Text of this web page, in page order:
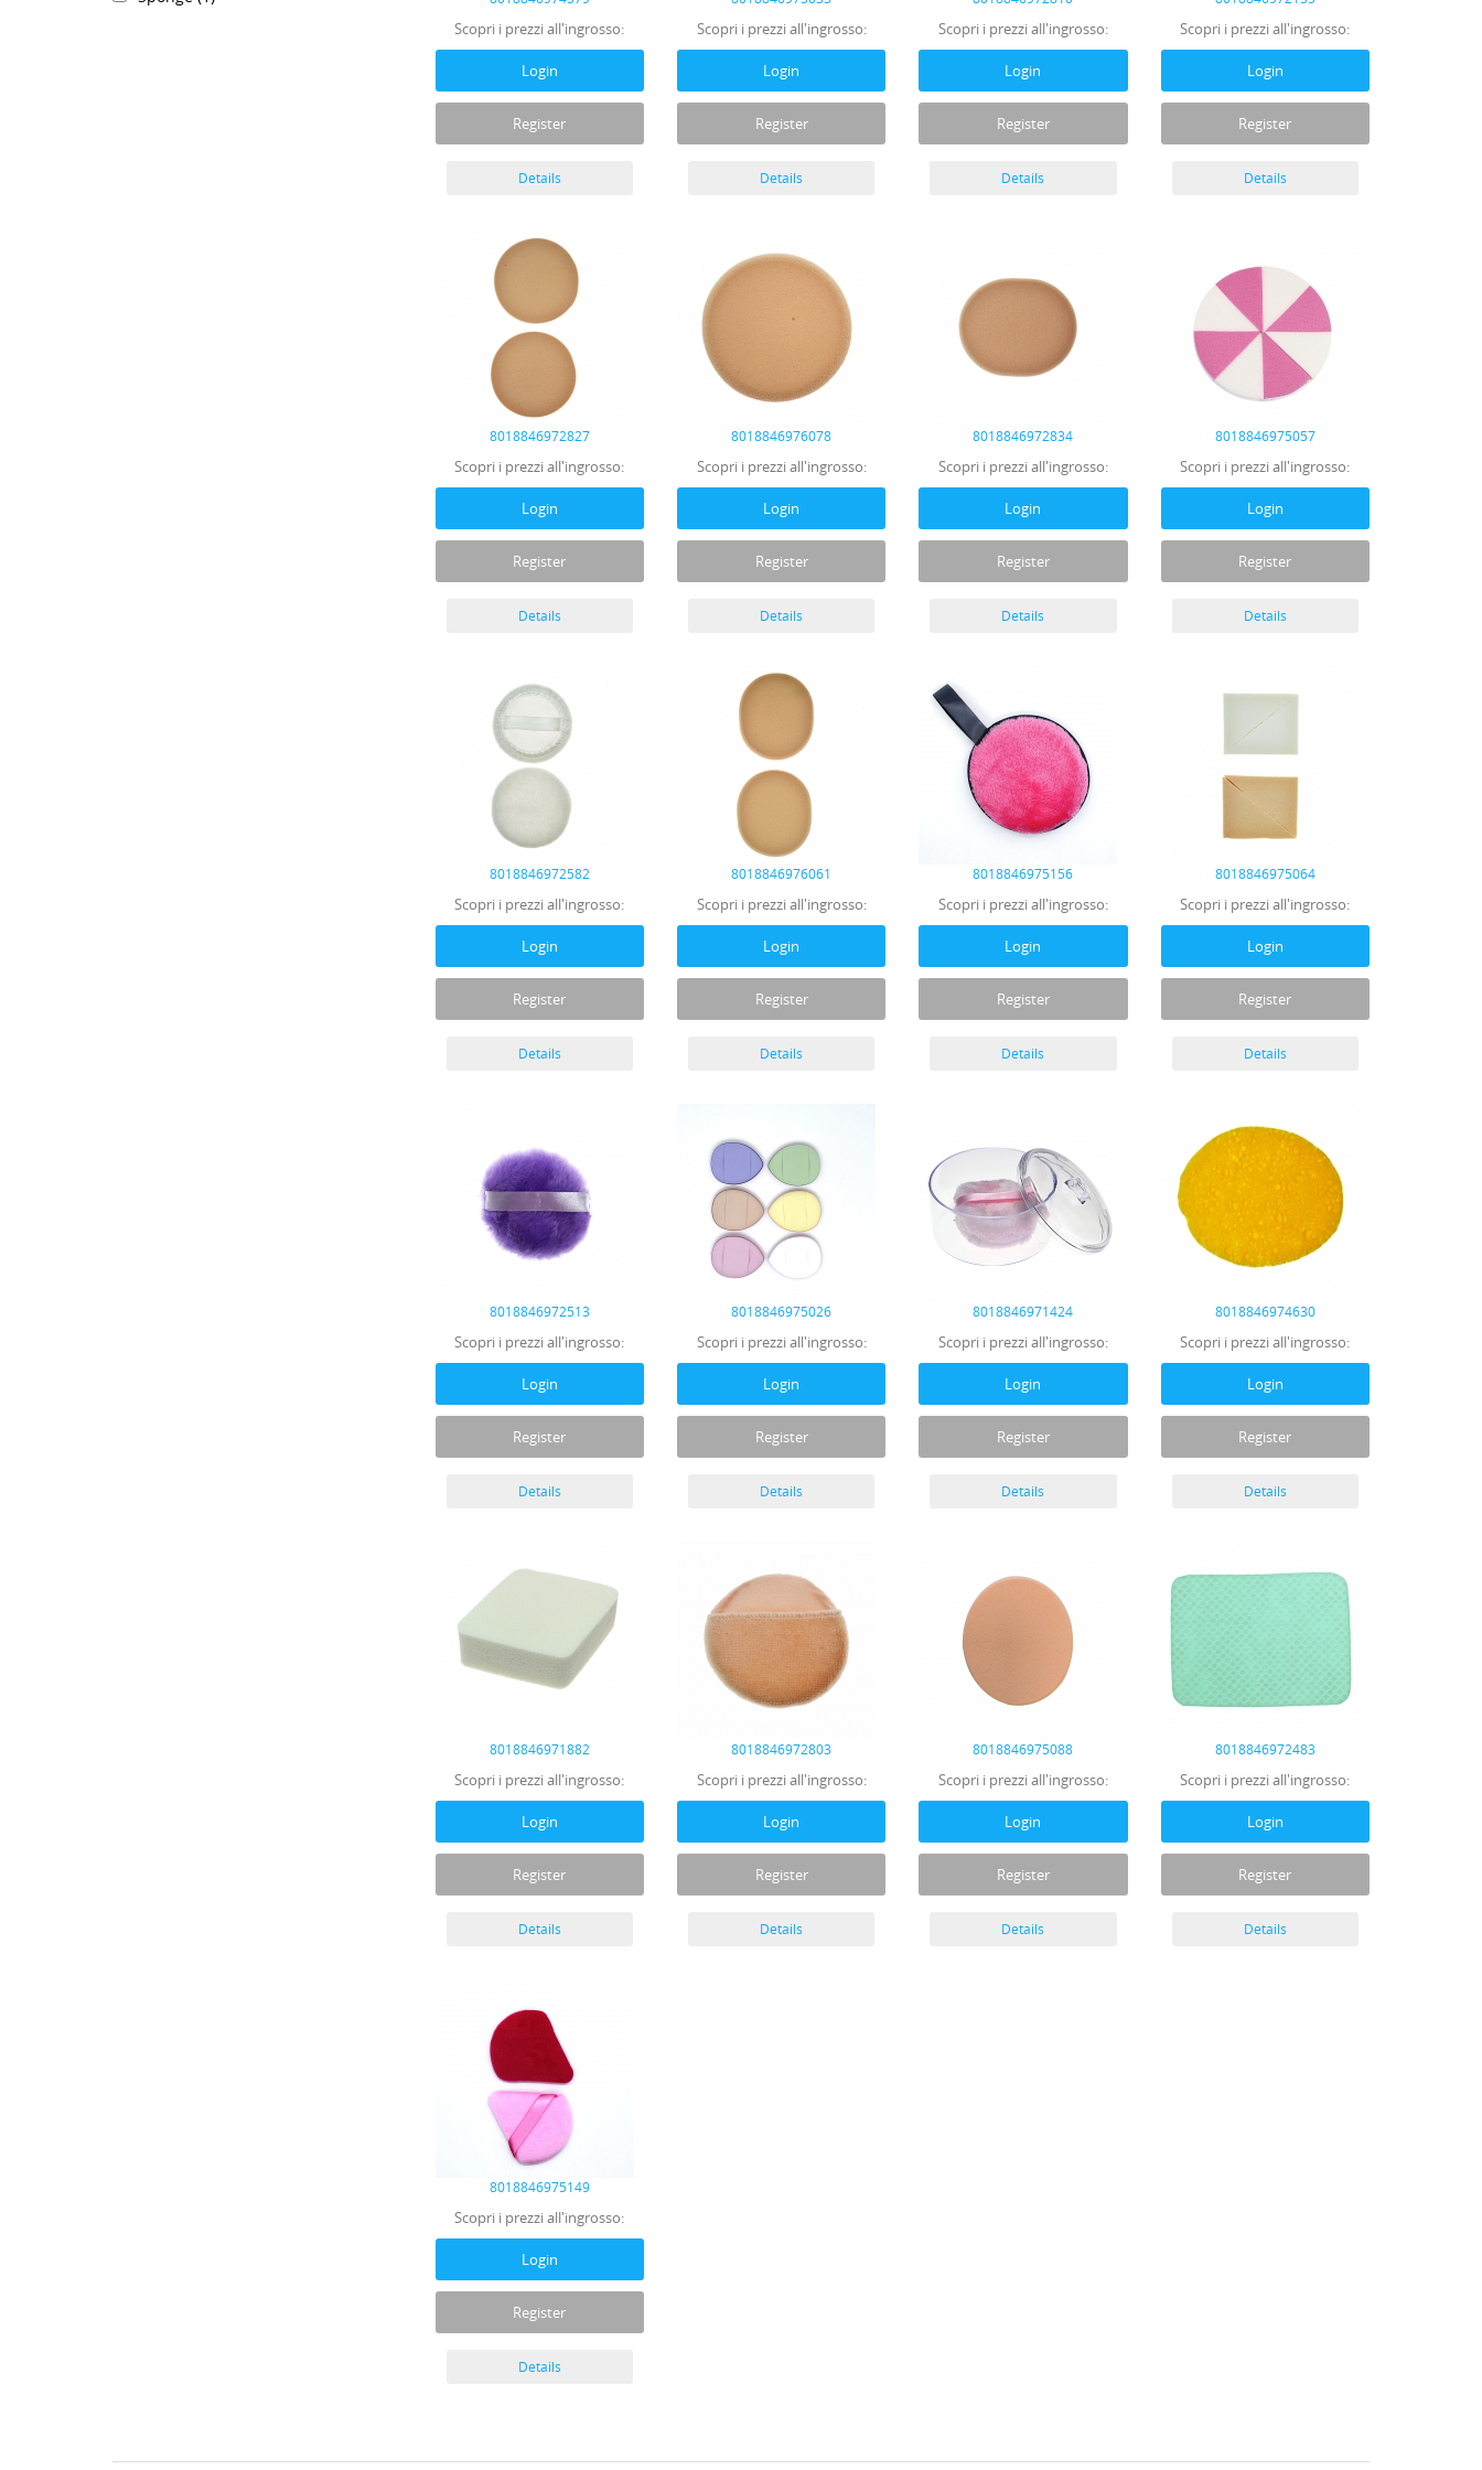
Scopri i prezzi all'ingrosso:
Login
Register
Details
Scopri i prezzi all'ingrosso:
Login
Register
Details
Scopri i prezzi all'ingrosso:
Login
Register
Details
Scopri i prezzi all'ingrosso:
Login
Register
Details
8018846972827
Scopri i prezzi all'ingrosso:
Login
Register
Details
8018846976078
Scopri i prezzi all'ingrosso:
Login
Register
Details
8018846972834
Scopri i prezzi all'ingrosso:
Login
Register
Details
8018846975057
Scopri i prezzi all'ingrosso:
Login
Register
Details
8018846972582
Scopri i prezzi all'ingrosso:
Login
Register
Details
8018846976061
Scopri i prezzi all'ingrosso:
Login
Register
Details
8018846975156
Scopri i prezzi all'ingrosso:
Login
Register
Details
8018846975064
Scopri i prezzi all'ingrosso:
Login
Register
Details
8018846972513
Scopri i prezzi all'ingrosso:
Login
Register
Details
8018846975026
Scopri i prezzi all'ingrosso:
Login
Register
Details
8018846971424
Scopri i prezzi all'ingrosso:
Login
Register
Details
8018846974630
Scopri i prezzi all'ingrosso:
Login
Register
Details
8018846971882
Scopri i prezzi all'ingrosso:
Login
Register
Details
8018846972803
Scopri i prezzi all'ingrosso:
Login
Register
Details
8018846975088
Scopri i prezzi all'ingrosso:
Login
Register
Details
8018846972483
Scopri i prezzi all'ingrosso:
Login
Register
Details
8018846975149
Scopri i prezzi all'ingrosso:
Login
Register
Details